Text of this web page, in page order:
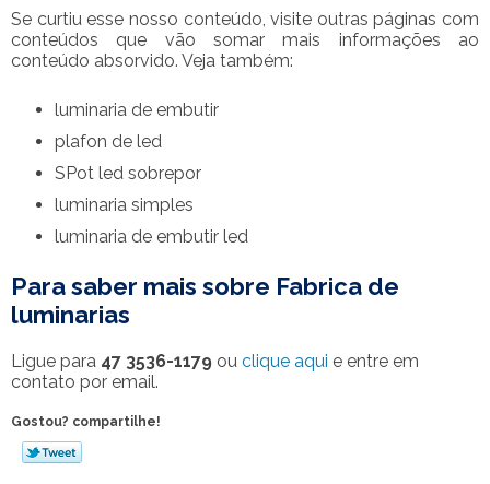
Se curtiu esse nosso conteúdo, visite outras páginas com
conteúdos que vão somar mais informações ao
conteúdo absorvido. Veja também:
luminaria de embutir
plafon de led
SPot led sobrepor
luminaria simples
luminaria de embutir led
Para saber mais sobre Fabrica de
luminarias
Ligue para 47 3536-1179 ou clique aqui e entre em
contato por email.
Gostou? compartilhe!